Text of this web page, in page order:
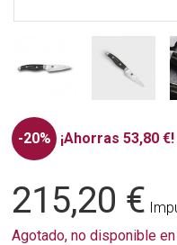
-20% ¡Ahorras 53,80 €!
215,20 €
Agotado, no disponible